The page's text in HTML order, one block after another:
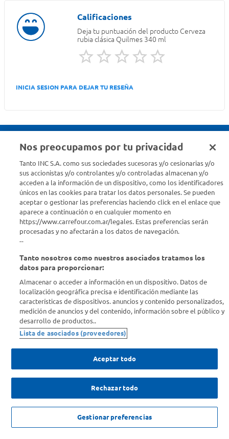
2DO AL 50% MAX 48 UNIDADES COMBINABLE QUILMES
$ 1230,00
Deja tu puntuación del producto Cerveza
rubia clásica Quilmes 340 ml
INICIA SESION PARA DEJAR TU RESEÑA
Estamos para ayudarte
¿Tenés una consulta? Comunicate con nosotros acá
Descubrí Carrefour
Conocenos
Info útil
Comprá Online
Nos preocupamos por tu privacidad
Tanto INC S.A. como sus sociedades sucesoras y/o cesionarias y/o
sus accionistas y/o controlantes y/o controladas almacenan y/o
acceden a la información de un dispositivo, como los identificadores
únicos en las cookies para tratar los datos personales. Se pueden
aceptar o gestionar las preferencias haciendo click en el enlace que
aparece a continuación o en cualquier momento en
https://www.carrefour.com.ar/legales. Estas preferencias serán
procesadas y no afectarán a los datos de navegación.
--
Tanto nosotros como nuestros asociados tratamos los
datos para proporcionar:
Almacenar o acceder a información en un dispositivo. Datos de
localización geográfica precisa e identificación mediante las
características de dispositivos. anuncios y contenido personalizados,
medición de anuncios y del contenido, información sobre el público y
desarrollo de productos..
Lista de asociados (proveedores)
Aceptar todo
Rechazar todo
Gestionar preferencias